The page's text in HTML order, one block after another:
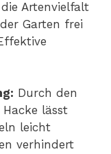
Artenvielfalt
Garten frei
Durch den
lässt
leicht
verhindert